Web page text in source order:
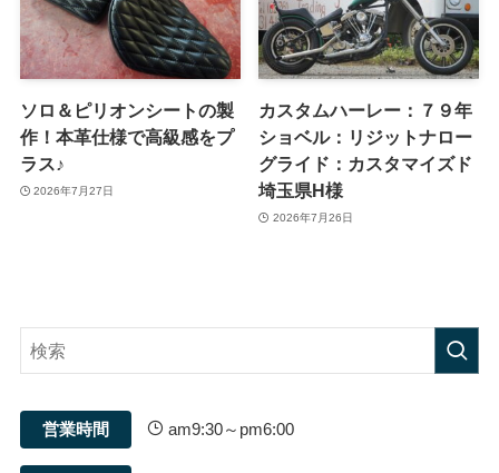
ソロ＆ピリオンシートの製
作！本革仕様で高級感をプ
ラス♪
2026年7月27日
カスタムハーレー：７９年
ショベル：リジットナロー
グライド：カスタマイズド
埼玉県H様
2026年7月26日
営業時間 am9:30～pm6:00